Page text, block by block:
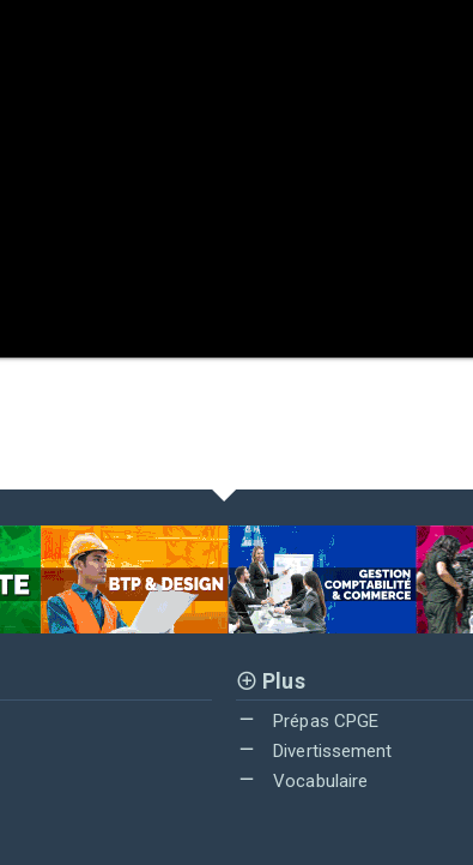
Plus
Prépas CPGE
Divertissement
Vocabulaire